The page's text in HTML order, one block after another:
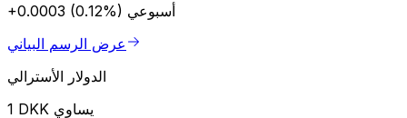
+0.0003 (0.12%) أسبوعي
عرض الرسم البياني
الدولار الأسترالي
1 DKK يساوي